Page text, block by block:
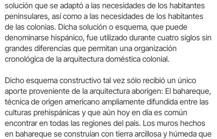
solución que se adaptó a las necesidades de los habitantes
peninsulares, así como a las necesidades de los habitantes
de las colonias. Dicha solución o esquema, que puede
denominarse hispánico, fue utilizado durante cuatro siglos sin
grandes diferencias que permitan una organización
cronológica de la arquitectura doméstica colonial.
Dicho esquema constructivo tal vez sólo recibió un único
aporte proveniente de la arquitectura aborigen: El bahareque,
técnica de origen americano ampliamente difundida entre las
culturas prehispánicas y que aún hoy en día es común
encontrar en todas las regiones del país. Los muros hechos
en bahareque se construían con tierra arcillosa y húmeda que